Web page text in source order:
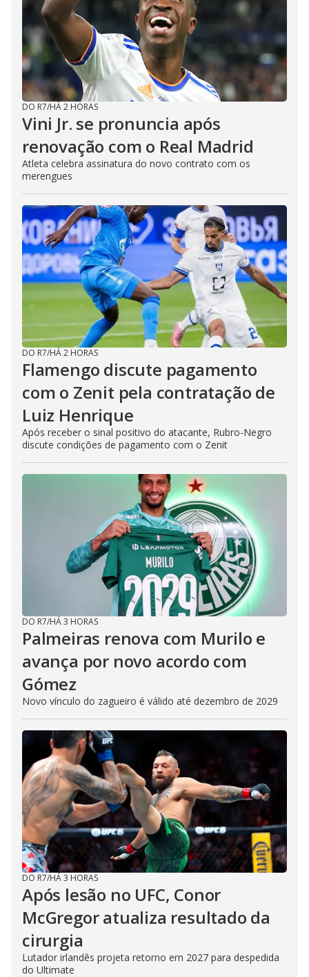
DO R7/HÁ 2 HORAS
Vini Jr. se pronuncia após
renovação com o Real Madrid
Atleta celebra assinatura do novo contrato com os
merengues
DO R7/HÁ 2 HORAS
Flamengo discute pagamento
com o Zenit pela contratação de
Luiz Henrique
Após receber o sinal positivo do atacante, Rubro-Negro
discute condições de pagamento com o Zenit
DO R7/HÁ 3 HORAS
Palmeiras renova com Murilo e
avança por novo acordo com
Gómez
Novo vínculo do zagueiro é válido até dezembro de 2029
DO R7/HÁ 3 HORAS
Após lesão no UFC, Conor
McGregor atualiza resultado da
cirurgia
Lutador irlandês projeta retorno em 2027 para despedida
do Ultimate